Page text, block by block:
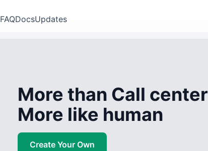
FAQDocsUpdates
More than Call center
More like human
Create Your Own